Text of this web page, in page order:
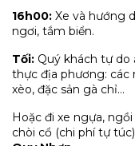
16h00: Xe và hướng
ngơi, tắm biển.
Tối: Quý khách tự do
thực địa phương: các
xèo, đặc sản gà chỉ…
Hoặc đi xe ngựa,
chòi cổ (chi phí tự